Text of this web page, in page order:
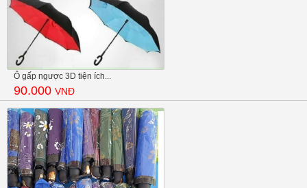
Ô gấp ngược 3D tiện ích...
90.000 VNĐ